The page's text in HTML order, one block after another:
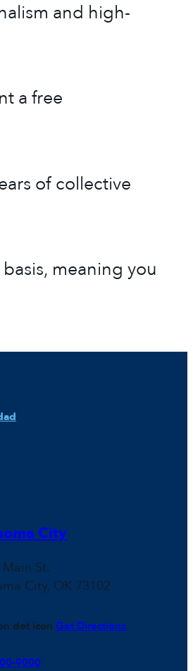
and high-
a free
of collective
meaning you
City
St.
City, OK 73102
Get Directions
9000